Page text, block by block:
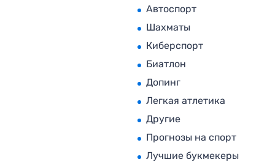
Автоспорт
Шахматы
Киберспорт
Биатлон
Допинг
Легкая атлетика
Другие
Прогнозы на спорт
Лучшие букмекеры